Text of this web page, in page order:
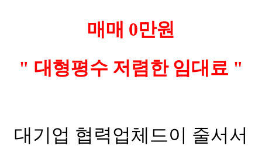
매매 0만원
" 대형평수 저렴한 임대료 "
대기업 협력업체드이 줄서서